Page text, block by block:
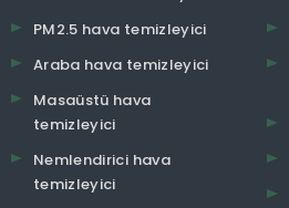
PM2.5 hava temizleyici
Araba hava temizleyici
Masaüstü hava
temizleyici
Nemlendirici hava
temizleyici